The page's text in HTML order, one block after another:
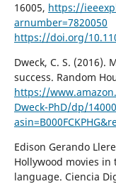
16005, https://
arnumber=7820050
https://doi.org/
Dweck, C. S. (2016).
success. Random
https://
Dweck-PhD/dp/
Edison Gerando
Hollywood movies
language. Ciencia